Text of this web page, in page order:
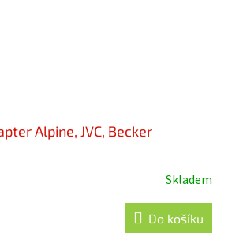
Alpine, JVC, Becker
Skladem
Do košíku